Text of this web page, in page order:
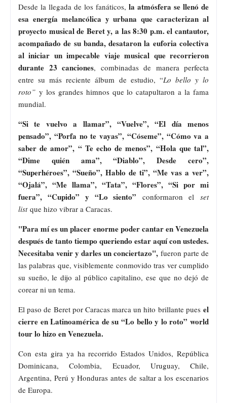
Desde la llegada de los fanáticos,la atmósfera se llenó de
esa energía melancólica y urbana que caracterizan al
proyecto musical de Beret y, a las 8:30 p.m. el cantautor,
acompañado de su banda, desataron la euforia colectiva
al iniciar un impecable viaje musical que recorrieron
durante 23 canciones, combinadas de manera perfecta
entre su más reciente álbum de estudio, “Lo bello y lo
roto” y los grandes himnos que lo catapultaron a la fama
mundial.
“Si te vuelvo a llamar”, “Vuelve”, “El día menos
pensado”, “Porfa no te vayas”, “Cóseme”, “Cómo va a
saber de amor”, “ Te echo de menos”, “Hola que tal”,
“Dime quién ama”, “Diablo”, Desde cero”,
“Superhéroes”, “Sueño”, Hablo de ti”, “Me vas a ver”,
“Ojalá”, “Me llama”, “Tata”, “Flores”, “Si por mi
fuera”, “Cupido” y “Lo siento” conformaron elset
listque hizo vibrar a Caracas.
"Para mí es un placer enorme poder cantar en Venezuela
después de tanto tiempo queriendo estar aquí con ustedes.
Necesitaba venir y darles un conciertazo", fueron parte de
las palabras que, visiblemente conmovido tras ver cumplido
su sueño, le dijo al público capitalino, ese que no dejó de
corear ni un tema.
El paso de Beret por Caracas marca un hito brillante pues el
cierre en Latinoamérica de su “Lo bello y lo roto” world
tour lo hizo en Venezuela.
Con esta gira ya ha recorrido Estados Unidos, República
Dominicana, Colombia, Ecuador, Uruguay, Chile,
Argentina, Perú y Honduras antes de saltar a los escenarios
de Europa.